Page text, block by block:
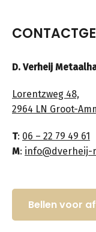
D. Verheij
Lorentzweg 48,
2964 LN Groot-
T: 06 – 22 79 49 61
M: info@dverheij-
Bellen voor